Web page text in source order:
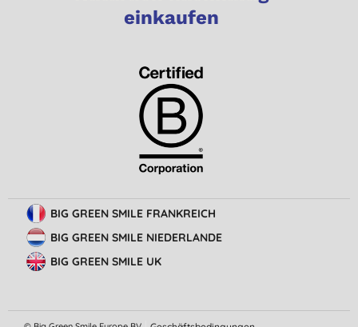
einkaufen
BIG GREEN SMILE FRANKREICH
BIG GREEN SMILE NIEDERLANDE
BIG GREEN SMILE UK